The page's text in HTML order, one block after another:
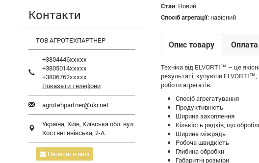
Стан: Новий
Спосіб агрегації: навісний
Опис товару
Техніка від ELVORTI™ – це
результаті, купуючи
роботи агрегатів.
Спосіб
Ширина
Кількість
Ширина
Робоча
Глибина
Габаритні
Контакти
ТОВ АГРОТЕХПАРТНЕР
+3804446xxxxx
+3805014xxxxx
+3806762xxxxx
Показати телефони
agrotehpartner@ukr.net
Україна, Київ, Київська обл. вул.
Костянтинівська, 2-А
Написати нам